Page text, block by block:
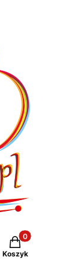
Produkty w
Koszyk